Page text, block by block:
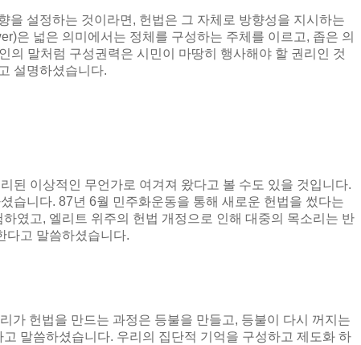
을 설정하는 것이라면 , 헌법은 그 자체로 방향성을 지시하는
은 넓은 의미에서는 정체를 구성하는 주체를 이르고, 좁은 의
의 말처럼 구성권력은 시민이 마땅히 행사해야 할 권리인 것
설명하셨습니다.
된 이상적인 무언가로 여겨져 왔다고 볼 수도 있을 것입니다.
습니다. 87년 6월 민주화운동을 통해 새로운 헌법을 썼다는
하였고, 엘리트 위주의 헌법 개정으로 인해 대중의 목소리는 반
다고 말씀하셨습니다.
가 헌법을 만드는 과정은 등불을 만들고, 등불이 다시 꺼지는
고 말씀하셨습니다. 우리의 집단적 기억을 구성하고 제도화 하